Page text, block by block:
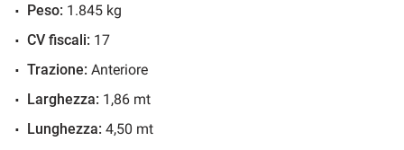
Controllo vocale
Cronologia tagliandi
Cruise Control
ESP
Fari LED
Peso: 1.845 kg
CV fiscali: 17
Trazione: Anteriore
Larghezza: 1,86 mt
Lunghezza: 4,50 mt